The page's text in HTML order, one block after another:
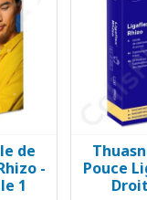
de
-
1
Pouce